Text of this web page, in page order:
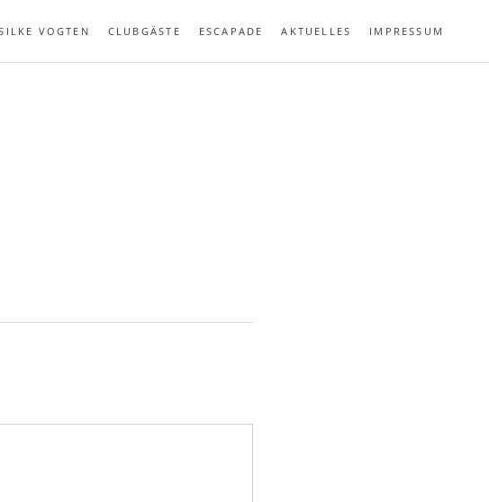
VOGTEN CLUBGÄSTE ESCAPADE AKTUELLES
IMPRESSUM